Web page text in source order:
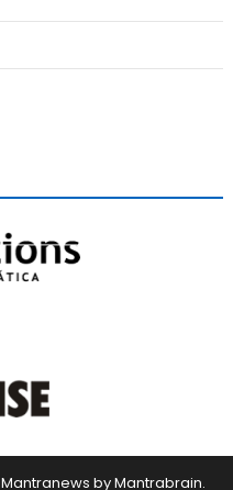
Mantranews byMantrabrain.